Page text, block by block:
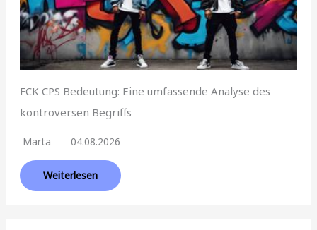
FCK CPS Bedeutung: Eine umfassende Analyse des
kontroversen Begriffs
Marta 04.08.2026
Weiterlesen